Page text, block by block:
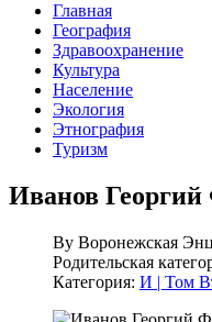
Главная
География
Здравоохранение
Культура
Население
Экология
Этнография
Туризм
Иванов Георгий
By Воронежская
Родительская
Категория: И | Том